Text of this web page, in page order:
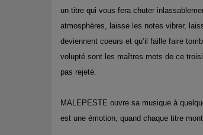
un titre qui vous fera chuter
atmosphères, laisse les notes vibrer,
deviennent coeurs et qu’il faille faire
volupté sont les maîtres mots de ce
pas rejeté.
MALEPESTE ouvre sa musique à
est une émotion, quand chaque titre